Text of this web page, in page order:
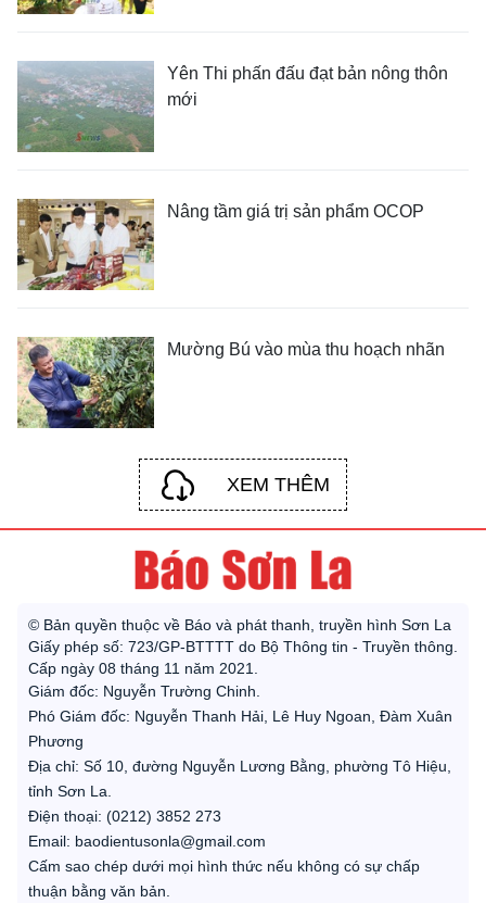
Yên Thi phấn đấu đạt bản nông thôn
mới
Nâng tầm giá trị sản phẩm OCOP
Mường Bú vào mùa thu hoạch nhãn
XEM THÊM
© Bản quyền thuộc về Báo và phát thanh, truyền hình Sơn La
Giấy phép số: 723/GP-BTTTT do Bộ Thông tin - Truyền thông.
Cấp ngày 08 tháng 11 năm 2021.
Giám đốc: Nguyễn Trường Chinh.
Phó Giám đốc: Nguyễn Thanh Hải, Lê Huy Ngoan, Đàm Xuân
Phương
Địa chỉ: Số 10, đường Nguyễn Lương Bằng, phường Tô Hiệu,
tỉnh Sơn La.
Điện thoại: (0212) 3852 273
Email: baodientusonla@gmail.com
Cấm sao chép dưới mọi hình thức nếu không có sự chấp
thuận bằng văn bản.